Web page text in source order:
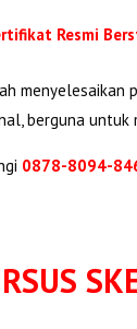
Resmi
menyelesaikan
berguna
0878-8094-